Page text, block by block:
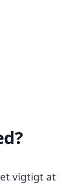
vigtigt at